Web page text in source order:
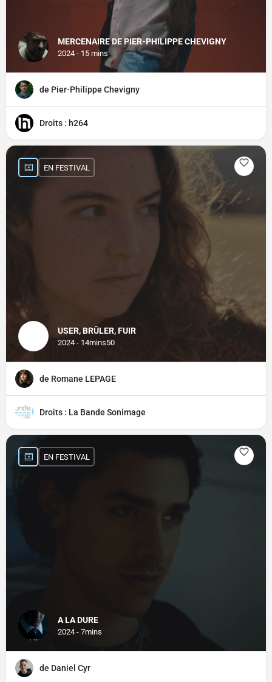
MERCENAIRE DE PIER-PHILIPPE CHEVIGNY
2024 - 15 mins
de Pier-Philippe Chevigny
Droits : h264
USER, BRÛLER, FUIR
2024 - 14mins50
EN FESTIVAL
de Romane LEPAGE
Droits : La Bande Sonimage
A LA DURE
2024 - 7mins
EN FESTIVAL
de Daniel Cyr